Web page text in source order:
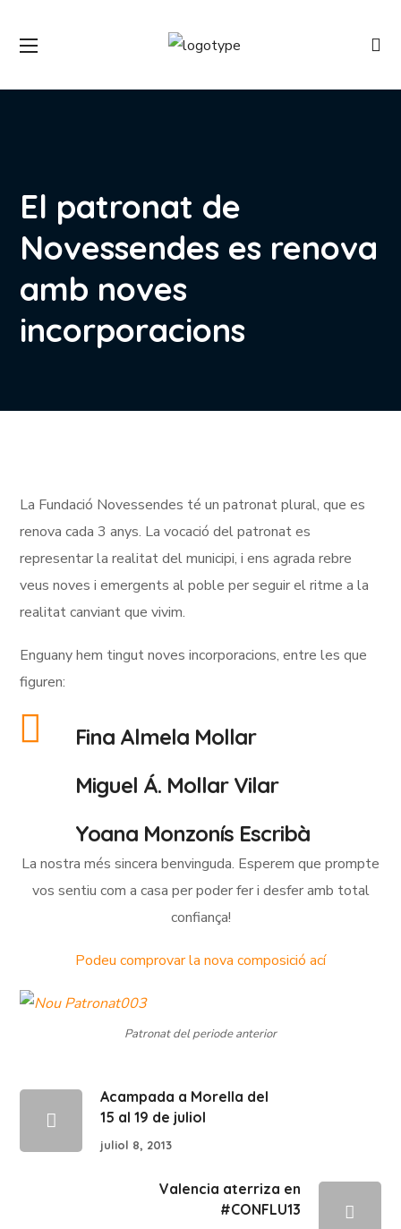
El patronat de
Novessendes es renova
amb noves
incorporacions
La Fundació Novessendes té un patronat plural, que es
renova cada 3 anys. La vocació del patronat es
representar la realitat del municipi, i ens agrada rebre
veus noves i emergents al poble per seguir el ritme a la
realitat canviant que vivim.
Enguany hem tingut noves incorporacions, entre les que
figuren:
Fina Almela Mollar
Miguel Á. Mollar Vilar
Yoana Monzonís Escribà
La nostra més sincera benvinguda. Esperem que prompte
vos sentiu com a casa per poder fer i desfer amb total
confiança!
Podeu comprovar la nova composició ací
Patronat del periode anterior
Acampada a Morella del
15 al 19 de juliol
juliol 8, 2013
Valencia aterriza en
#CONFLU13